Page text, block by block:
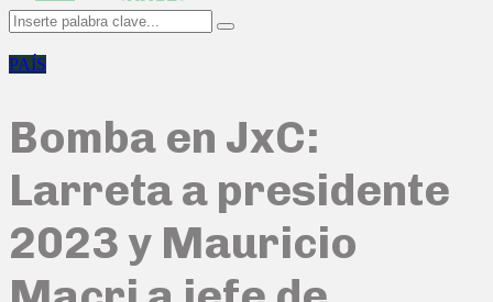
Search
for:
Search
PAÍS
Bomba en JxC:
Larreta a presidente
2023 y Mauricio